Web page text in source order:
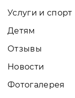
Услуги и спорт
Детям
Отзывы
Новости
Фотогалерея